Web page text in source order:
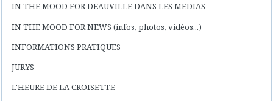
IN THE MOOD FOR DEAUVILLE DANS LES MEDIAS
IN THE MOOD FOR NEWS (infos, photos, vidéos...)
INFORMATIONS PRATIQUES
JURYS
L'HEURE DE LA CROISETTE